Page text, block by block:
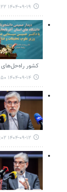
۱۴۰۴-۰۹-۱۹ ۱۱:۲۲
کشور راه‌حل‌های
۱۴۰۴-۰۹-۱۴ ۰۹:۵۰
۱۴۰۴-۰۹-۱۲ ۱۹:۰۲